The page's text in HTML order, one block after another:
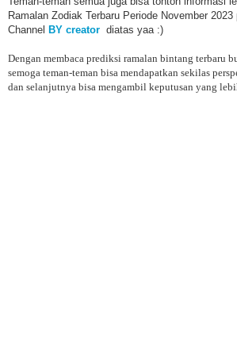
Ramalan Zodiak Terbaru Periode November
Channel BY creator diatas yaa :)
Dengan membaca prediksi ramalan bintang terbaru
semoga teman-teman bisa mendapatkan sekilas
dan selanjutnya bisa mengambil keputusan yang